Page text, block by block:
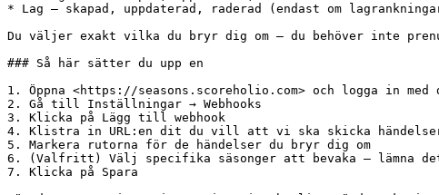
* Lag — skapad, uppdaterad, raderad (endast om
Du väljer exakt vilka du bryr dig om — du behöver inte
### Så här sätter du upp en
1. Öppna <https://seasons.scoreholio.com> och logga in
2. Gå till Inställningar → Webhooks
3. Klicka på Lägg till webhook
4. Klistra in URL:en dit du vill att vi ska skicka
5. Markera rutorna för de händelser du bryr dig om
6. (Valfritt) Välj specifika säsonger att bevaka — lämna
7. Klicka på Spara